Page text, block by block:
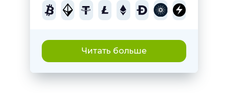
Читать больше